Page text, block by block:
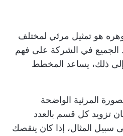
هو تمثيل مرئي لمختلف
الجميع في الشركة على فهم
إلى ذلك، يساعد المخطط
المرئية الواضحة
تزويد كل قسم بالعدد
سبيل المثال، إذا كان ينقصك